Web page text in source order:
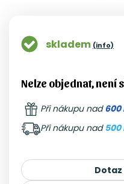
skladem (info)
Nelze objednat, není
Při nákupu nad600
Při nákupu nad